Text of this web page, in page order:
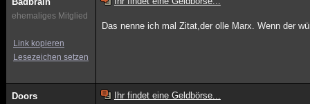
ehemaliges Mitglied
Link kopieren
Lesezeichen setzen
Das nenne ich mal Zitat,der olle Marx. Wenn der
Doors Ihr findet eine Geldbörse...